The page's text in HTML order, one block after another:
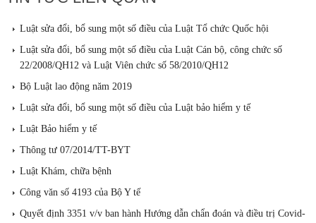
Luật sửa đổi, bổ sung một số điều của Luật Tổ chức Quốc hội
Luật sửa đổi, bổ sung một số điều của Luật Cán bộ, công chức số
22/2008/QH12 và Luật Viên chức số 58/2010/QH12
Bộ Luật lao động năm 2019
Luật sửa đổi, bổ sung một số điều của Luật bảo hiểm y tế
Luật Bảo hiểm y tế
Thông tư 07/2014/TT-BYT
Luật Khám, chữa bệnh
Công văn số 4193 của Bộ Y tế
Quyết định 3351 v/v ban hành Hướng dẫn chẩn đoán và điều trị Covid-